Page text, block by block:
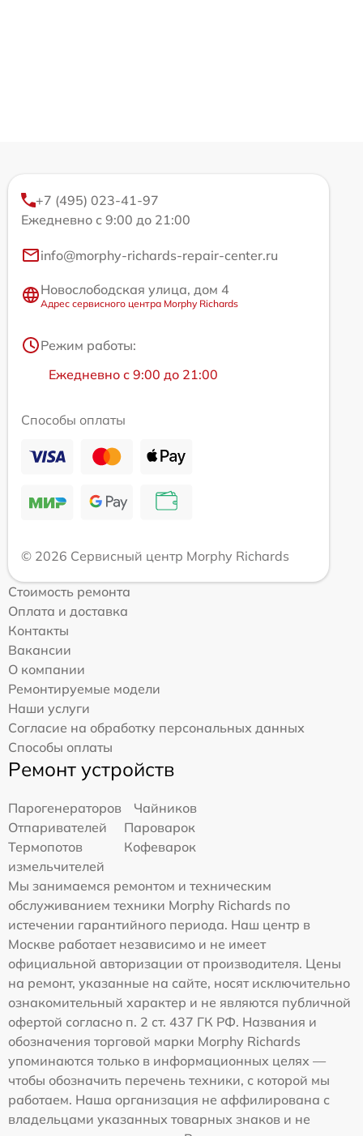
+7 (495) 023-41-97
Ежедневно с 9:00 до 21:00
info@morphy-richards-repair-center.ru
Новослободская улица, дом 4
Адрес сервисного центра Morphy Richards
Режим работы:
Ежедневно с 9:00 до 21:00
Способы оплаты
© 2026 Сервисный центр Morphy Richards
Стоимость ремонта
Оплата и доставка
Контакты
Вакансии
О компании
Ремонтируемые модели
Наши услуги
Согласие на обработку персональных данных
Способы оплаты
Ремонт устройств
Парогенераторов
Чайников
Отпаривателей
Пароварок
Термопотов
Кофеварок
измельчителей
Мы занимаемся ремонтом и техническим
обслуживанием техники Morphy Richards по
истечении гарантийного периода. Наш центр в
Москве работает независимо и не имеет
официальной авторизации от производителя. Цены
на ремонт, указанные на сайте, носят исключительно
ознакомительный характер и не являются публичной
офертой согласно п. 2 ст. 437 ГК РФ. Названия и
обозначения торговой марки Morphy Richards
упоминаются только в информационных целях —
чтобы обозначить перечень техники, с которой мы
работаем. Наша организация не аффилирована с
владельцами указанных товарных знаков и не